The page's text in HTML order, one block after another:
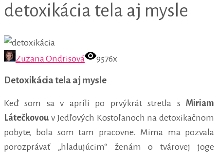
detoxikácia tela aj mysle
Zuzana Ondrisová 9576x
Detoxikácia tela aj mysle
Keď som sa v apríli po prvýkrát stretla s Miriam
Látečkovou v Jedľových Kostoľanoch na detoxikačnom
pobyte, bola som tam pracovne. Mima ma pozvala
porozprávať „hladujúcim“ ženám o tvárovej joge